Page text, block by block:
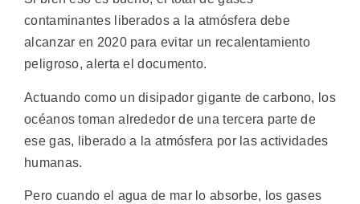
contaminantes liberados a la atmósfera debe
alcanzar en 2020 para evitar un recalentamiento
peligroso, alerta el documento.
Actuando como un disipador gigante de carbono, los
océanos toman alrededor de una tercera parte de
ese gas, liberado a la atmósfera por las actividades
humanas.
Pero cuando el agua de mar lo absorbe, los gases